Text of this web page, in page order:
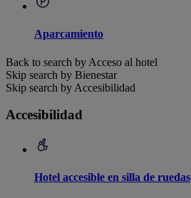
Aparcamiento
Back to search by Acceso al hotel
Skip search by Bienestar
Skip search by Accesibilidad
Accesibilidad
Hotel accesible en silla de ruedas